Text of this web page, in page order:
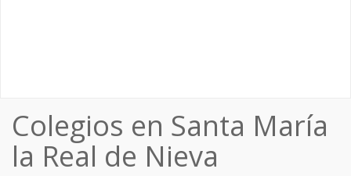
Colegios en Santa María
la Real de Nieva